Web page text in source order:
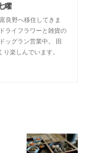
曜
良野へ移住してきま
ライフラワーと雑貨の
ッグラン営業中。 田
楽しんでいます。